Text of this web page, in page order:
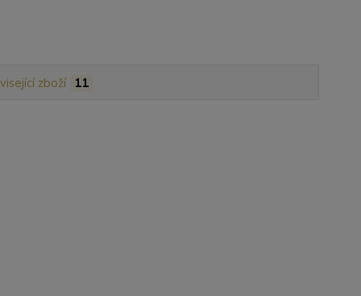
zboží 11